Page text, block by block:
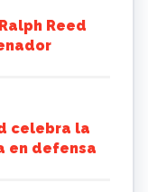
Reed
celebra la
en defensa